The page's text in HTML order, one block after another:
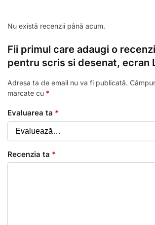
Nu există recenzii până acum.
Fii primul care adaugi o
pentru scris si desenat, ecran
Adresa ta de email nu va fi publicată.
marcate cu *
Evaluarea ta *
Recenzia ta *